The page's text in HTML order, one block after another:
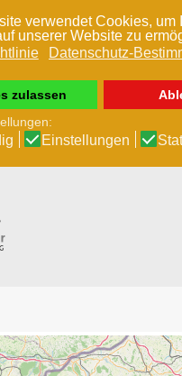
verwendet Cookies, um
unserer Website zu
Datenschutz-
zulassen
Einstellungen
springen